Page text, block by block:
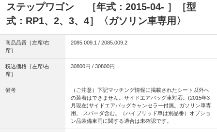
ステップワゴン ［年式：2015-04- ］［型
式：RP1、2、3、4］〈ガソリン車専用〉
商品品番［左席/右
席］
2085.009.1 / 2085.009.2
税込価格［左席/右
席］
30800円 / 30800円
備考
（ご注意）下記マッチング情報に掲載されたシート以外へ
の装着はできません。サイドエアバッグ車対応。(2015年3
月現在)サイドエアバッグキャンセラー付属。ガソリン車専
用。 スパーダ含む。（ハイブリッド車は別品番）オプショ
ン品装備車両に関する適合は未確認です。